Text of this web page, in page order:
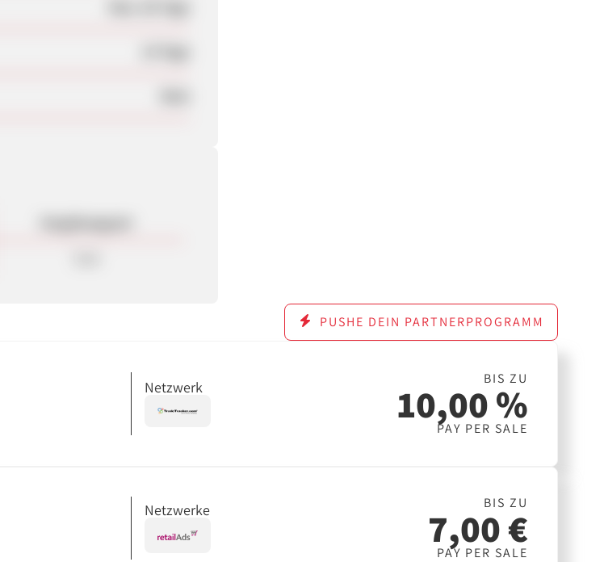
PUSHE DEIN PARTNERPROGRAMM
Netzwerk BIS ZU
10,00 %
PAY PER SALE
Netzwerke BIS ZU
7,00 €
PAY PER SALE